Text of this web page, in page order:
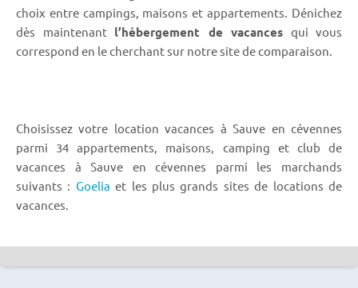
choix entre campings, maisons et appartements. Dénichez
dès maintenant l’hébergement de vacances qui vous
correspond en le cherchant sur notre site de comparaison.
Choisissez votre location vacances à Sauve en cévennes
parmi 34 appartements, maisons, camping et club de
vacances à Sauve en cévennes parmi les marchands
suivants : Goelia et les plus grands sites de locations de
vacances.